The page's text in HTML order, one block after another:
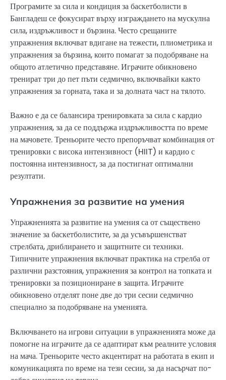
Програмите за сила и кондиция за баскетболисти в
Бангладеш се фокусират върху изграждането на мускулна
сила, издръжливост и бързина. Често срещаните
упражнения включват вдигане на тежести, плиометрика и
упражнения за бързина, които помагат за подобряване на
общото атлетично представяне. Играчите обикновено
тренират три до пет пъти седмично, включвайки както
упражнения за горната, така и за долната част на тялото.
Важно е да се балансира тренировката за сила с кардио
упражнения, за да се поддържа издръжливостта по време
на мачовете. Треньорите често препоръчват комбинация от
тренировки с висока интензивност (HIIT) и кардио с
постоянна интензивност, за да постигнат оптимални
резултати.
Упражнения за развитие на умения
Упражненията за развитие на умения са от съществено
значение за баскетболистите, за да усъвършенстват
стрелбата, дриблирането и защитните си техники.
Типичните упражнения включват практика на стрелба от
различни разстояния, упражнения за контрол на топката и
тренировки за позициониране в защита. Играчите
обикновено отделят поне две до три сесии седмично
специално за подобряване на уменията.
Включването на игрови ситуации в упражненията може да
помогне на играчите да се адаптират към реалните условия
на мача. Треньорите често акцентират на работата в екип и
комуникацията по време на тези сесии, за да насърчат по-